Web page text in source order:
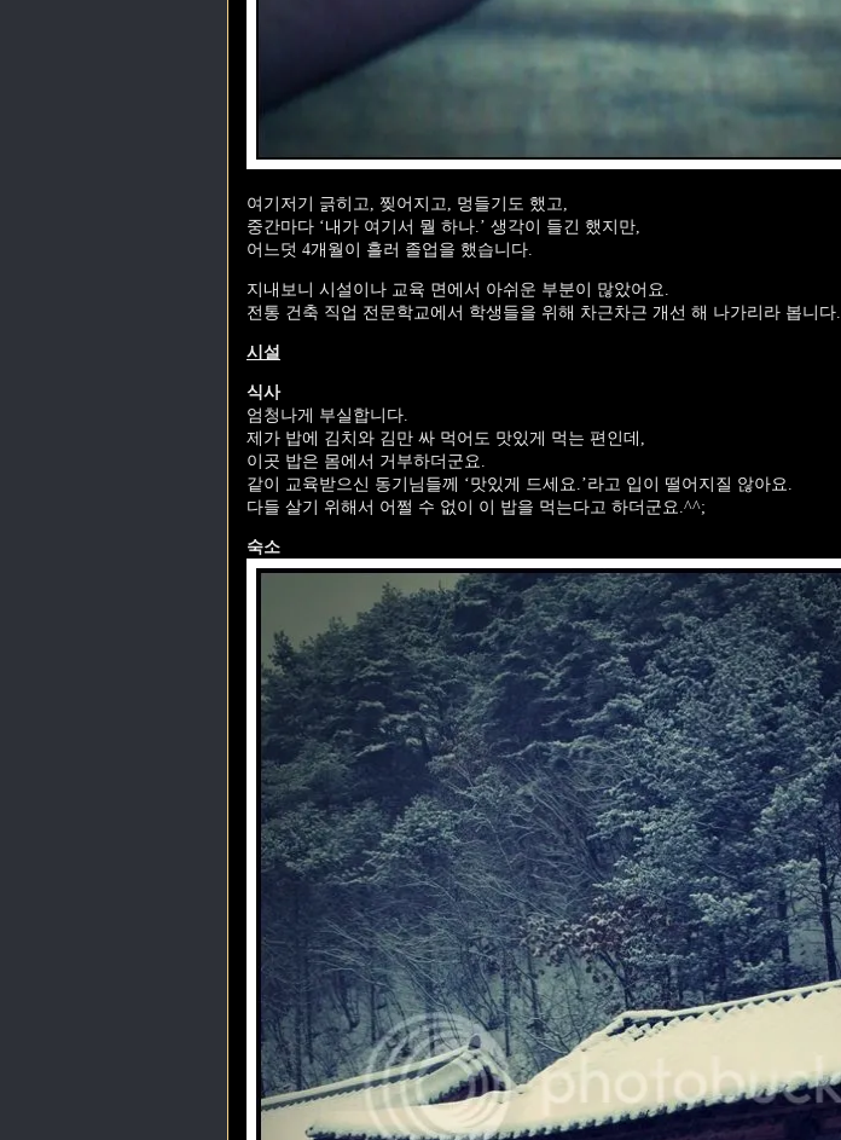
여기저기 긁히고, 찢어지고, 멍들기도 했고,
중간마다 ‘내가 여기서 뭘 하나.’ 생각이 들긴 했지만,
어느덧 4개월이 흘러 졸업을 했습니다.
지내보니 시설이나 교육 면에서 아쉬운 부분이 많았어요.
전통 건축 직업 전문학교에서 학생들을 위해 차근차근 개선 해 나가리라 봅니다.
시설
식사
엄청나게 부실합니다.
제가 밥에 김치와 김만 싸 먹어도 맛있게 먹는 편인데,
이곳 밥은 몸에서 거부하더군요.
같이 교육받으신 동기님들께 ‘맛있게 드세요.’라고 입이 떨어지질 않아요.
다들 살기 위해서 어쩔 수 없이 이 밥을 먹는다고 하더군요.^^;
숙소